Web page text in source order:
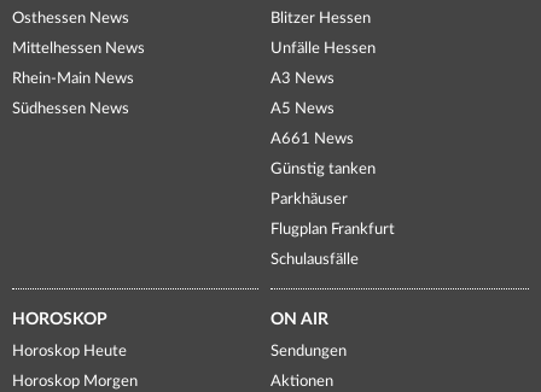
Osthessen News
Mittelhessen News
Rhein-Main News
Südhessen News
Blitzer Hessen
Unfälle Hessen
A3 News
A5 News
A661 News
Günstig tanken
Parkhäuser
Flugplan Frankfurt
Schulausfälle
HOROSKOP
Horoskop Heute
Horoskop Morgen
ON AIR
Sendungen
Aktionen